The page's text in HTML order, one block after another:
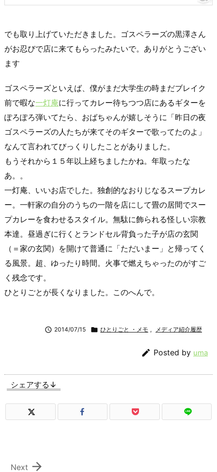
でも取り上げていただきました。ゴスペラーズの黒澤さん
がお忍びで店に来てもらったみたいで。ありがとうござい
ます
ゴスペラーズといえば、僕がまだ大学生の時まだブレイク
前で暇な一灯庵に行ってカレー待ちつつ店にあるギターを
ぽろぽろ弾いてたら、おばちゃんが嬉しそうに「昨日の夜
ゴスペラーズの人たちが来てそのギターで歌ってたのよ」
なんて言われてびっくりしたことがありました。
もうそれから１５年以上経ちましたかね。年取ったな
あ。。
一灯庵、いいお店でした。独創的なおりじなるスープカレ
ー。一軒家の自分のうちの一階を店にして畳の居間でスー
プカレーを食わせるスタイル。無駄に飾られる怪しい宗教
本達。昼過ぎに行くとランドセル背負った子が店の玄関
（＝家の玄関）を開けて普通に「ただいまー」と帰ってく
る風景。超、ゆったり時間。火事で燃えちゃったのがすご
く残念です。
ひとりごとが長くなりました。このへんで。
 2014/07/15  ひとりごと ・メモ , メディア紹介履歴
 Posted by uma
シェアする↓

Next